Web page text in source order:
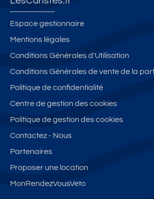
Espace gestionnaire
Mentions légales
Conditions Générales d'Utilisation
Conditions Générales de vente de la
Politique de confidentialité
Centre de gestion des cookies
Politique de gestion des cookies
Contactez - Nous
Partenaires
Proposer une location
MonRendezVousVeto